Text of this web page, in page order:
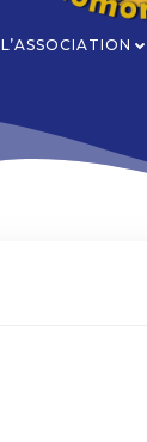
L’ASSOCIATION